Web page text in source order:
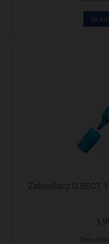
do
Zakreślacz D.RECT